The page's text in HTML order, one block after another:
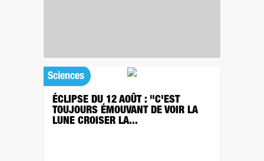
Sciences
ÉCLIPSE DU 12 AOÛT : "C'EST
TOUJOURS ÉMOUVANT DE VOIR LA
LUNE CROISER LA...